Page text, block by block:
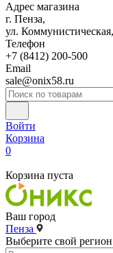
Адрес магазина
г. Пенза,
ул.
Телефон
+7 (8412) 200-500
Email
sale@onix58.ru
Войти
Корзина
0
Корзина пуста
Ваш город
Пенза
Выберите свой регион